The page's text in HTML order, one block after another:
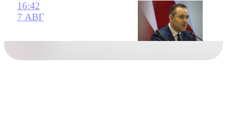
16:42
7 АВГ